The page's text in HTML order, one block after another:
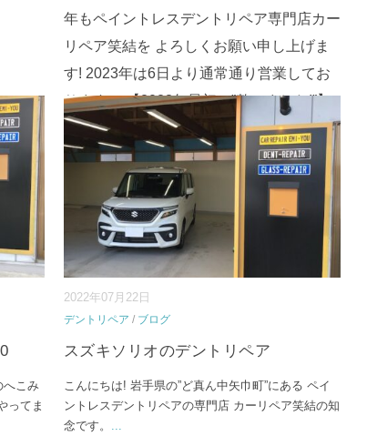
年もペイントレスデントリペア専門店カー
リペア笑結を よろしくお願い申し上げま
す! 2023年は6日より通常通り営業してお
ります。 【2023年最初の”整いました!”】
お車はMAZDA CX-8です! 盛岡市内からの
ご来店ありがとうご⇒続きを読む
へこみ
ってま
2022年07月22日
デントリペア / ブログ
スズキソリオのデントリペア
こんにちは! 岩手県の”ど真ん中矢巾町”にある ペイ
ントレスデントリペアの専門店 カーリペア笑結の知
念です。 ...